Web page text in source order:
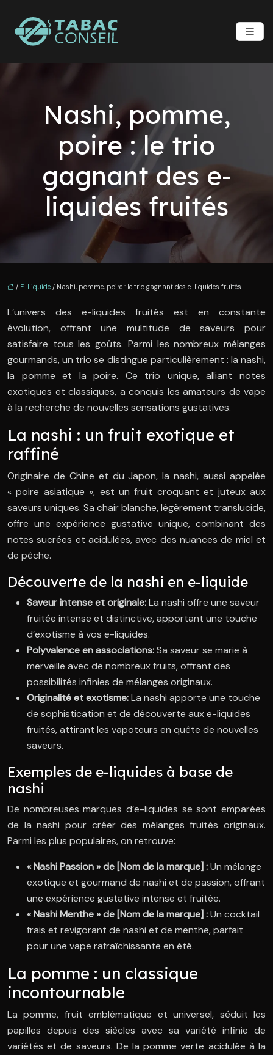
Nashi, pomme,
poire : le trio
gagnant des e-
liquides fruités
/ E-Liquide / Nashi, pomme, poire : le trio gagnant des e-liquides fruités
L’univers des e-liquides fruités est en constante
évolution, offrant une multitude de saveurs pour
satisfaire tous les goûts. Parmi les nombreux mélanges
gourmands, un trio se distingue particulièrement : la nashi,
la pomme et la poire. Ce trio unique, alliant notes
exotiques et classiques, a conquis les amateurs de vape
à la recherche de nouvelles sensations gustatives.
La nashi : un fruit exotique et
raffiné
Originaire de Chine et du Japon, la nashi, aussi appelée
« poire asiatique », est un fruit croquant et juteux aux
saveurs uniques. Sa chair blanche, légèrement translucide,
offre une expérience gustative unique, combinant des
notes sucrées et acidulées, avec des nuances de miel et
de pêche.
Découverte de la nashi en e-liquide
Saveur intense et originale:La nashi offre une saveur
fruitée intense et distinctive, apportant une touche
d’exotisme à vos e-liquides.
Polyvalence en associations:Sa saveur se marie à
merveille avec de nombreux fruits, offrant des
possibilités infinies de mélanges originaux.
Originalité et exotisme:La nashi apporte une touche
de sophistication et de découverte aux e-liquides
fruités, attirant les vapoteurs en quête de nouvelles
saveurs.
Exemples de e-liquides à base de
nashi
De nombreuses marques d’e-liquides se sont emparées
de la nashi pour créer des mélanges fruités originaux.
Parmi les plus populaires, on retrouve:
« Nashi Passion » de [Nom de la marque] :Un mélange
exotique et gourmand de nashi et de passion, offrant
une expérience gustative intense et fruitée.
« Nashi Menthe » de [Nom de la marque] :Un cocktail
frais et revigorant de nashi et de menthe, parfait
pour une vape rafraîchissante en été.
La pomme : un classique
incontournable
La pomme, fruit emblématique et universel, séduit les
papilles depuis des siècles avec sa variété infinie de
variétés et de saveurs. De la pomme verte acidulée à la